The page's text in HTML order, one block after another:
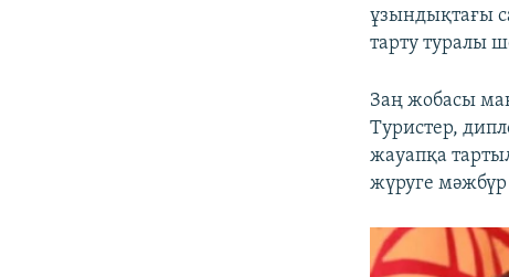
ұзындықтағы
тарту туралы
Заң жобасы
Туристер,
жауапқа
жүруге мәжбүр